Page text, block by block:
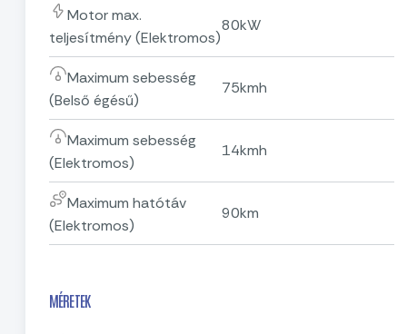
Motor max.
teljesítmény (Elektromos)
80kW
Maximum sebesség
(Belső égésű)
75kmh
Maximum sebesség
(Elektromos)
14kmh
Maximum hatótáv
(Elektromos)
90km
MÉRETEK